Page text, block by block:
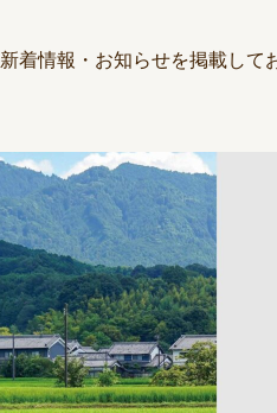
着情報・お知らせを掲載して